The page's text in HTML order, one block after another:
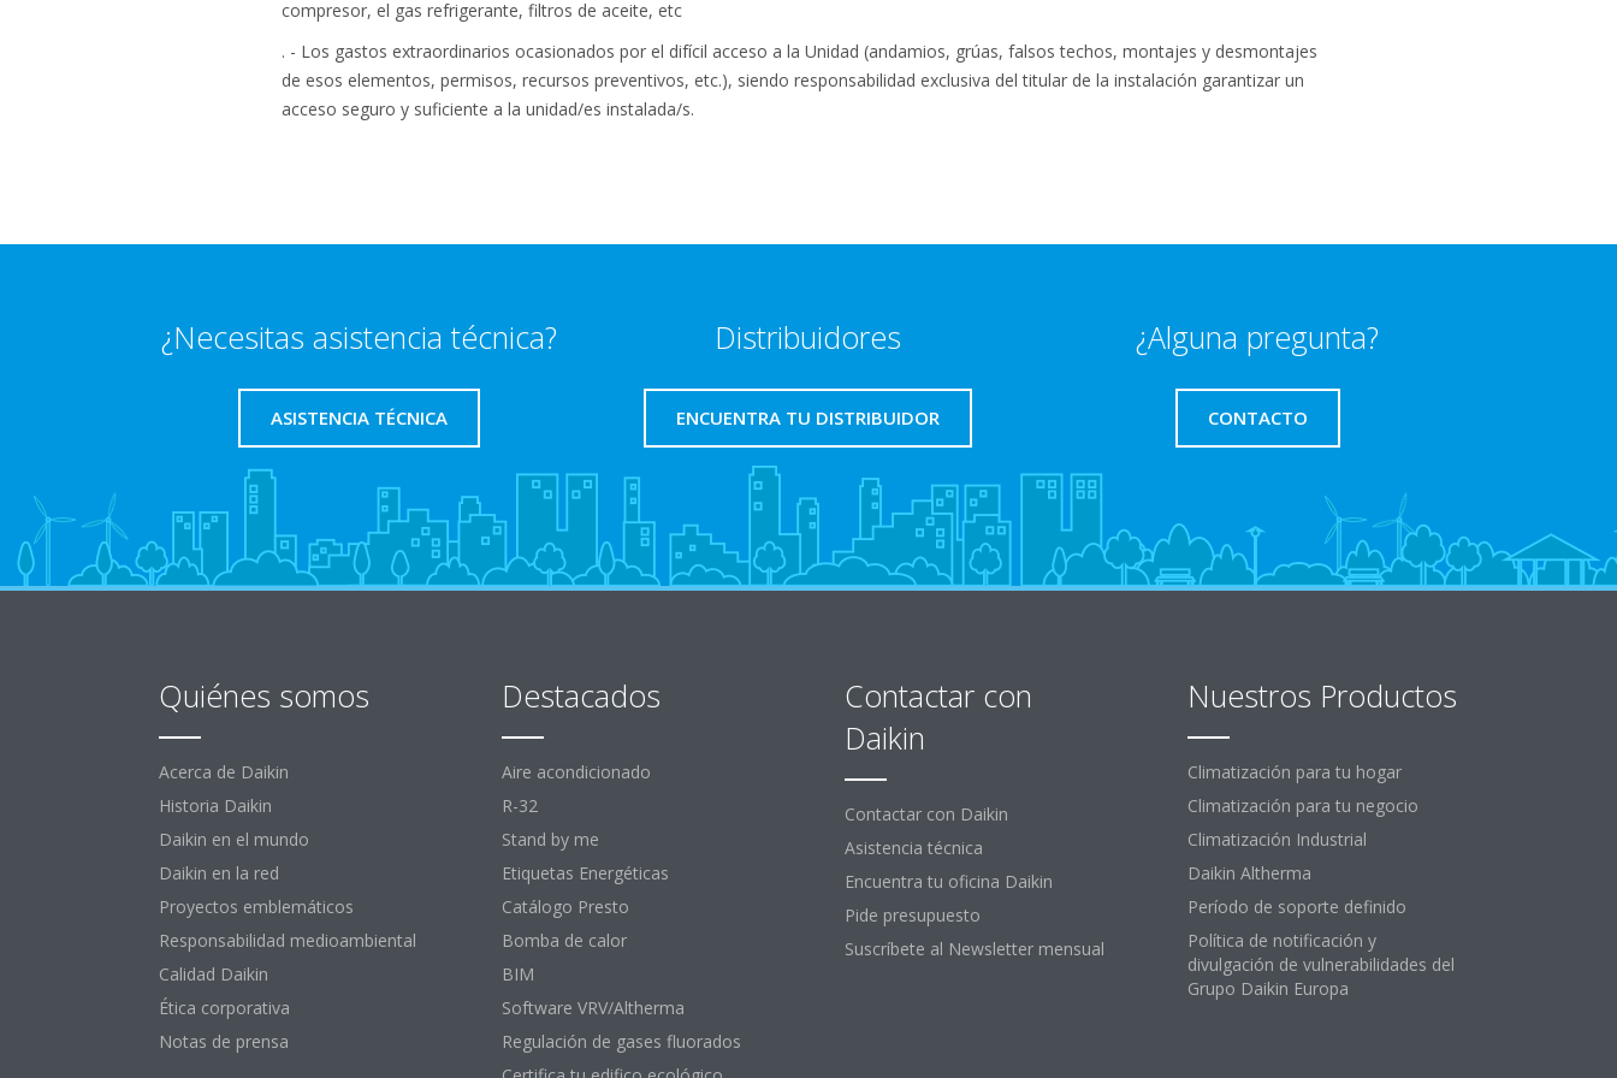
compresor, el gas refrigerante, filtros de aceite, etc
. - Los gastos extraordinarios ocasionados por el difícil acceso a la Unidad (andamios, grúas, falsos techos, montajes y desmontajes
de esos elementos, permisos, recursos preventivos, etc.), siendo responsabilidad exclusiva del titular de la instalación garantizar un
acceso seguro y suficiente a la unidad/es instalada/s.
¿Necesitas asistencia técnica?
ASISTENCIA TÉCNICA
Distribuidores
ENCUENTRA TU DISTRIBUIDOR
¿Alguna pregunta?
CONTACTO
Quiénes somos
Acerca de Daikin
Historia Daikin
Daikin en el mundo
Daikin en la red
Proyectos emblemáticos
Responsabilidad medioambiental
Calidad Daikin
Ética corporativa
Notas de prensa
Destacados
Aire acondicionado
R-32
Stand by me
Etiquetas Energéticas
Catálogo Presto
Bomba de calor
BIM
Software VRV/Altherma
Regulación de gases fluorados
Contactar con
Daikin
Contactar con Daikin
Asistencia técnica
Encuentra tu oficina Daikin
Pide presupuesto
Suscríbete al Newsletter mensual
Nuestros Productos
Climatización para tu hogar
Climatización para tu negocio
Climatización Industrial
Daikin Altherma
Período de soporte definido
Política de notificación y
divulgación de vulnerabilidades del
Grupo Daikin Europa